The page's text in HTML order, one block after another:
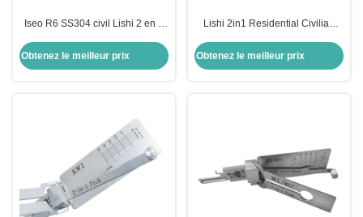
Iseo R6 SS304 civil Lishi 2 en 1
voiture outils de serrurerie
ensemble clé électrique
Obtenez le meilleur prix
Lishi 2in1 Residential Civilian
Tool(SS342) Reader for japan
KAWAJUN Locksmith Tools
Obtenez le meilleur prix